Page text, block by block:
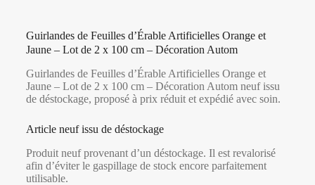
Guirlandes de Feuilles d’Érable Artificielles Orange et
Jaune – Lot de 2 x 100 cm – Décoration Autom
Guirlandes de Feuilles d’Érable Artificielles Orange et
Jaune – Lot de 2 x 100 cm – Décoration Autom neuf issu
de déstockage, proposé à prix réduit et expédié avec soin.
Article neuf issu de déstockage
Produit neuf provenant d’un déstockage. Il est revalorisé
afin d’éviter le gaspillage de stock encore parfaitement
utilisable.